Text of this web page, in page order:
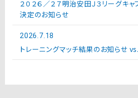
２０２６／２７明治安田Ｊ３リーグキャ
決定のお知らせ
2026.7.18
トレーニングマッチ結果のお知らせ